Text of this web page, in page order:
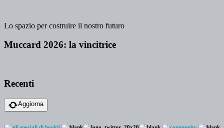
Lo spazio per costruire il nostro futuro
Muccard 2026: la vincitrice
Recenti
Aggiorna